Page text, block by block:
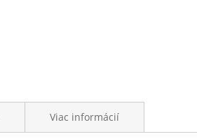
Viac informácií